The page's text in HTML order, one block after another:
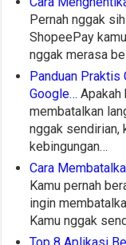
Pernah nggak
ShopeePay
nggak merasa
Panduan Praktis
Google… Apakah
membatalkan
nggak sendirian,
kebingungan…
Cara
Kamu pernah
ingin
Kamu nggak